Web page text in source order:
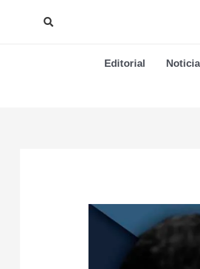
Buscar
Editorial